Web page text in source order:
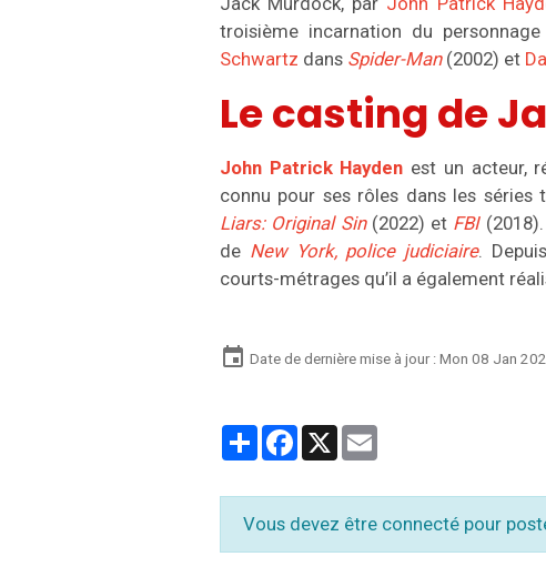
troisième incarnation du
Schwartz dans Spider-Man(2002) et
Le casting de
John Patrick Hayden est un acteur,
connu pour ses rôles dans les séries
Liars: Original Sin(2022) et FBI(2018).
de New York, police judiciaire.
courts-métrages qu’il a également
Date de dernière mise à jour : Mon 08 Jan
PartagerFacebook
X
Vous devez être connecté pour